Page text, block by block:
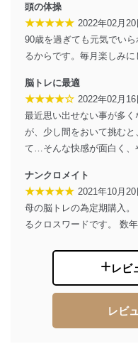
苦情及び相談受付け窓口
貴殿の個人情報及び
ステムに関するご相談
適切、かつ迅速に対応
係
TEL：0570-200-223
FAX：03-5459-7073
改訂：2025年2月20日
制定：2005年4月1日
株式会社富士山マガジ
代表取締役会長 西野
１．個人情報保護管理
当社は以下の個人情
護管理者の責任のも
用・提供・管理いた
頭の体操
★★★★★ 2022年02月20
90歳を過ぎても元気でい
るからです。毎月楽しみに
脳トレに最適
★★★★☆ 2022年02月16
最近思い出せない事が多
が、少し間をおいて挑む
て…そんな快感が面白く、
ナンクロメイト
★★★★★ 2021年10月20
母の脳トレの為定期購入
るクロスワードです。 数
レビ
レビ